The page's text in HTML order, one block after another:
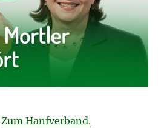
Zum Hanfverband.